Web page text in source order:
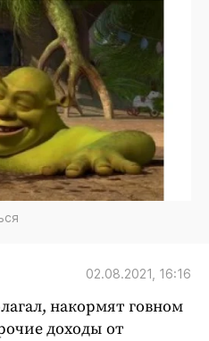
02.08.2021, 16:16
накормят говном
доходы от